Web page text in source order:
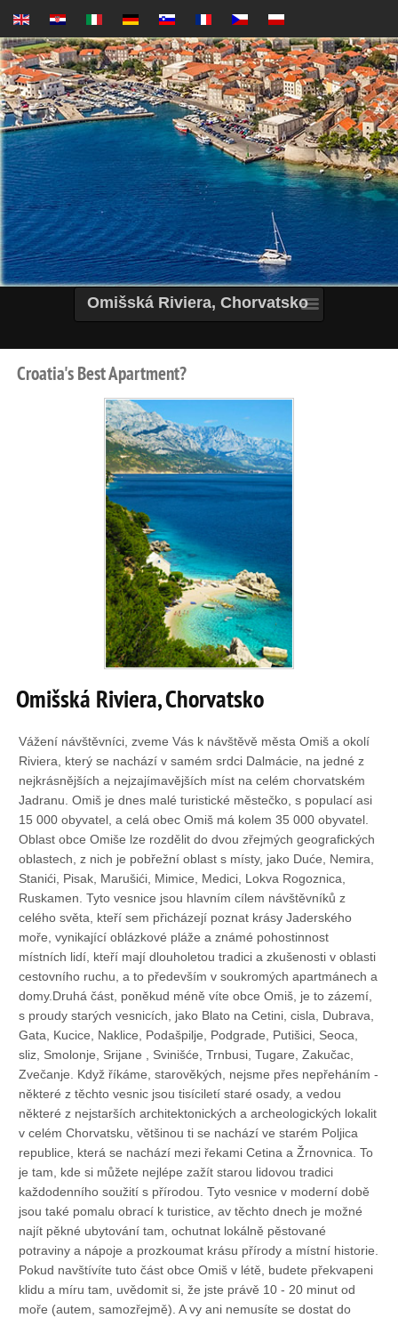
Omišská Riviera, Chorvatsko
Croatia'sBestApartment?
Omišská Riviera, Chorvatsko
Vážení návštěvníci, zveme Vás k návštěvě města Omiš a okolí
Riviera, který se nachází v samém srdci Dalmácie, na jedné z
nejkrásnějších a nejzajímavějších míst na celém chorvatském
Jadranu. Omiš je dnes malé turistické městečko, s populací asi
15 000 obyvatel, a celá obec Omiš má kolem 35 000 obyvatel.
Oblast obce Omiše lze rozdělit do dvou zřejmých geografických
oblastech, z nich je pobřežní oblast s místy, jako Duće, Nemira,
Stanići, Pisak, Marušići, Mimice, Medici, Lokva Rogoznica,
Ruskamen. Tyto vesnice jsou hlavním cílem návštěvníků z
celého světa, kteří sem přicházejí poznat krásy Jaderského
moře, vynikající oblázkové pláže a známé pohostinnost
místních lidí, kteří mají dlouholetou tradici a zkušenosti v oblasti
cestovního ruchu, a to především v soukromých apartmánech a
domy.Druhá část, poněkud méně víte obce Omiš, je to zázemí,
s proudy starých vesnicích, jako Blato na Cetini, cisla, Dubrava,
Gata, Kucice, Naklice, Podašpilje, Podgrade, Putišici, Seoca,
sliz, Smolonje, Srijane , Svinišće, Trnbusi, Tugare, Zakučac,
Zvečanje. Když říkáme, starověkých, nejsme přes nepřeháním -
některé z těchto vesnic jsou tisíciletí staré osady, a vedou
některé z nejstarších architektonických a archeologických lokalit
v celém Chorvatsku, většinou ti se nachází ve starém Poljica
republice, která se nachází mezi řekami Cetina a Žrnovnica. To
je tam, kde si můžete nejlépe zažít starou lidovou tradici
každodenního soužití s ​​přírodou. Tyto vesnice v moderní době
jsou také pomalu obrací k turistice, av těchto dnech je možné
najít pěkné ubytování tam, ochutnat lokálně pěstované
potraviny a nápoje a prozkoumat krásu přírody a místní historie.
Pokud navštívíte tuto část obce Omiš v létě, budete překvapeni
klidu a míru tam, uvědomit si, že jste právě 10 - 20 minut od
moře (autem, samozřejmě). A vy ani nemusíte se dostat do